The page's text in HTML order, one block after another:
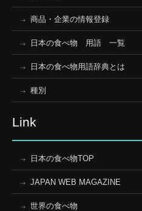
商品・企業の情報登録
日本の食べ物 用語 一覧
日本の食べ物用語辞典とは
種別
Link
日本の食べ物TOP
JAPAN WEB MAGAZINE
世界の食べ物